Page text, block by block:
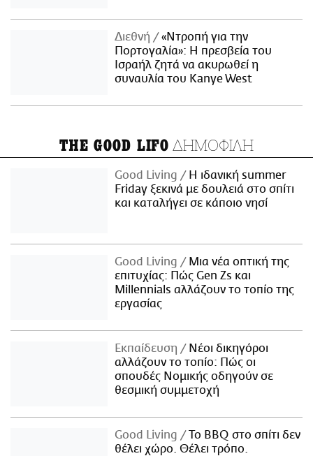
Διεθνή
«Ντροπή για την
Πορτογαλία»: Η πρεσβεία του
Ισραήλ ζητά να ακυρωθεί η
συναυλία του Kanye West
THE GOOD LIFO ΔΗΜΟΦΙΛΗ
Good Living
Η ιδανική summer
Friday ξεκινά με δουλειά στο σπίτι
και καταλήγει σε κάποιο νησί
Good Living
Μια νέα οπτική της
επιτυχίας: Πώς Gen Zs και
Millennials αλλάζουν το τοπίο της
εργασίας
Εκπαίδευση
Νέοι δικηγόροι
αλλάζουν το τοπίο: Πώς οι
σπουδές Νομικής οδηγούν σε
θεσμική συμμετοχή
Good Living
Το BBQ στο σπίτι δεν
θέλει χώρο. Θέλει τρόπο.